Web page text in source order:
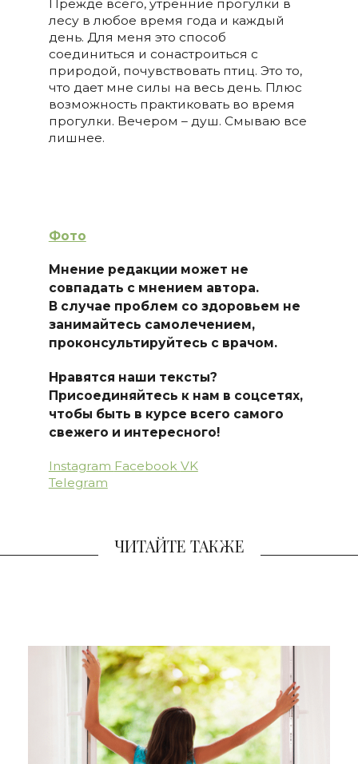
Прежде всего, утренние прогулки в
лесу в любое время года и каждый
день. Для меня это способ
соединиться и сонастроиться с
природой, почувствовать птиц. Это то,
что дает мне силы на весь день. Плюс
возможность практиковать во время
прогулки. Вечером – душ. Смываю все
лишнее.
Фото
Мнение редакции может не
совпадать с мнением автора.
В случае проблем со здоровьем не
занимайтесь самолечением,
проконсультируйтесь с врачом.
Нравятся наши тексты?
Присоединяйтесь к нам в соцсетях,
чтобы быть в курсе всего самого
свежего и интересного!
Instagram Facebook VK
Telegram
ЧИТАЙТЕ ТАКЖЕ